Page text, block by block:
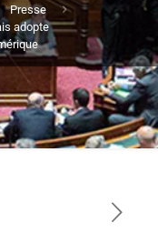
Presse
adopte